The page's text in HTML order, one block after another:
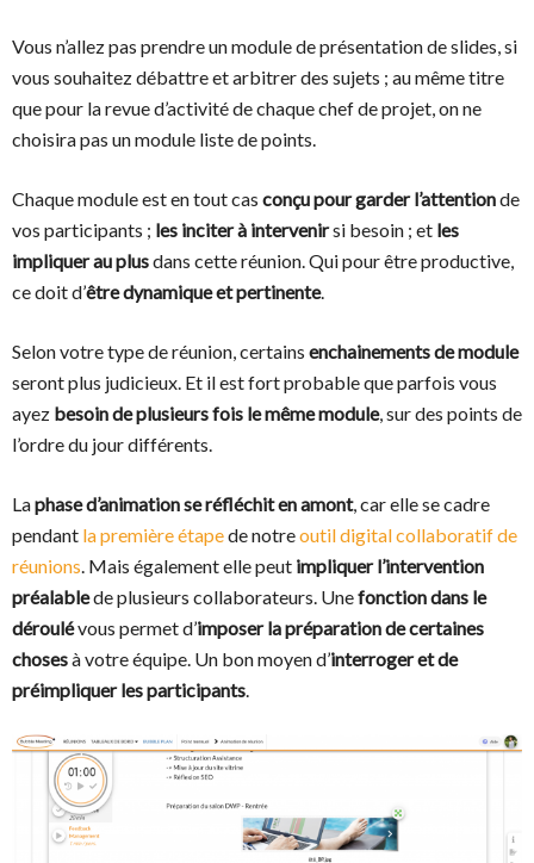
Vous n’allez pas prendre un module de présentation de slides, si
vous souhaitez débattre et arbitrer des sujets ; au même titre
que pour la revue d’activité de chaque chef de projet, on ne
choisira pas un module liste de points.
Chaque module est en tout cas conçu pour garder l’attentionde
vos participants ; les inciter à intervenirsi besoin ; et les
impliquer au plusdans cette réunion. Qui pour être productive,
ce doit d’être dynamique et pertinente.
Selon votre type de réunion, certains enchainements de module
seront plus judicieux. Et il est fort probable que parfois vous
ayez besoin de plusieurs fois le même module, sur des points de
l’ordre du jour différents.
Laphase d’animation se réfléchit en amont, car elle se cadre
pendant la première étapede notreoutil digital collaboratif de
réunions. Mais également elle peut impliquer l’intervention
préalablede plusieurs collaborateurs. Unefonction dans le
déroulévous permet d’imposer la préparation de certaines
chosesà votre équipe. Un bon moyen d’interroger et de
préimpliquer les participants.